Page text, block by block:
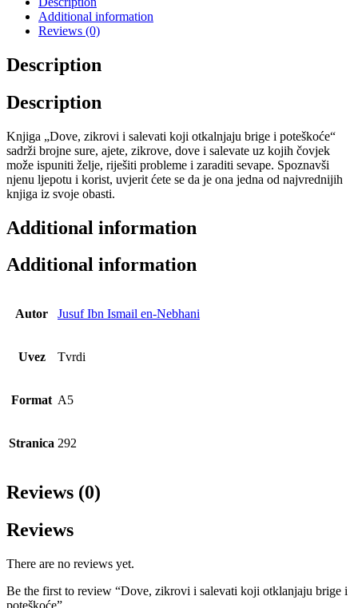
Additional information
Reviews (0)
Description
Description
Knjiga „Dove, zikrovi i salevati koji otkalnjaju brige i poteškoće“
sadrži brojne sure, ajete, zikrove, dove i salevate uz kojih čovjek
može ispuniti želje, riješiti probleme i zaraditi sevape. Spoznavši
njenu ljepotu i korist, uvjerit ćete se da je ona jedna od najvrednijih
knjiga iz svoje obasti.
Additional information
Additional information
Autor Jusuf Ibn Ismail en-Nebhani
Uvez Tvrdi
Format A5
Stranica 292
Reviews (0)
Reviews
There are no reviews yet.
Be the first to review “Dove, zikrovi i salevati koji otklanjaju brige i
poteškoće”